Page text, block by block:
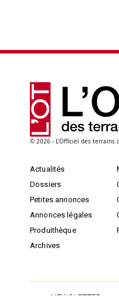
© 2026 - L'Officiel des terrains
Actualités
Dossiers
Petites annonces
Annonces légales
Produithèque
Archives
NEWSLETTER